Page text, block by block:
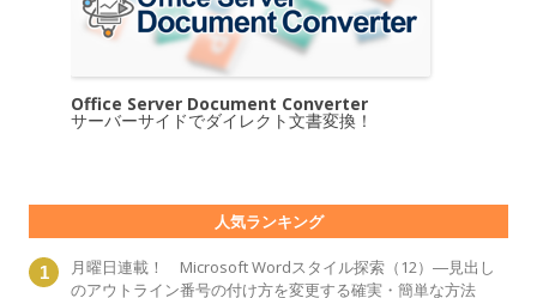
Office Server Document Converter
サーバーサイドでダイレクト文書変換！
人気ランキング
月曜日連載！ Microsoft Wordスタイル探索（12）―見出し
のアウトライン番号の付け方を変更する確実・簡単な方法